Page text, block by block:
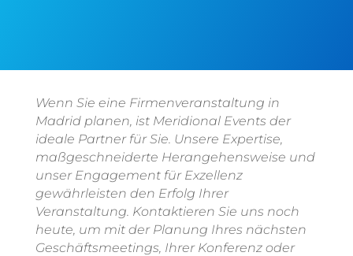
Wenn Sie eine Firmenveranstaltung in
Madrid planen, ist Meridional Events der
ideale Partner für Sie. Unsere Expertise,
maßgeschneiderte Herangehensweise und
unser Engagement für Exzellenz
gewährleisten den Erfolg Ihrer
Veranstaltung. Kontaktieren Sie uns noch
heute, um mit der Planung Ihres nächsten
Geschäftsmeetings, Ihrer Konferenz oder